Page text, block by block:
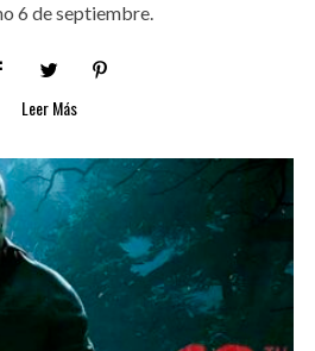
6 de septiembre.
Leer Más